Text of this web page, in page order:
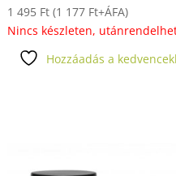
1 495 Ft (1 177 Ft+ÁFA)
Nincs készleten,
Hozzáadás a